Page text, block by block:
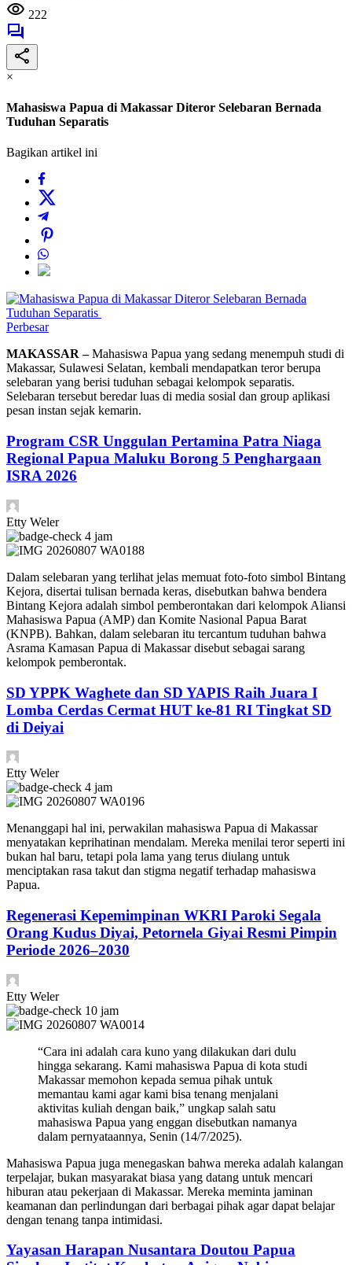
222
×
Mahasiswa Papua di Makassar Diteror Selebaran Bernada
Tuduhan Separatis
Bagikan artikel ini
Perbesar
MAKASSAR –Mahasiswa Papua yang sedang menempuh studi di
Makassar, Sulawesi Selatan, kembali mendapatkan teror berupa
selebaran yang berisi tuduhan sebagai kelompok separatis.
Selebaran tersebut beredar luas di media sosial dan group aplikasi
pesan instan sejak kemarin.
Program CSR Unggulan Pertamina Patra Niaga
Regional Papua Maluku Borong 5 Penghargaan
ISRA 2026
Etty Weler
4 jam
Dalam selebaran yang terlihat jelas memuat foto-foto simbol Bintang
Kejora, disertai tulisan bernada keras, disebutkan bahwa bendera
Bintang Kejora adalah simbol pemberontakan dari kelompok Aliansi
Mahasiswa Papua (AMP) dan Komite Nasional Papua Barat
(KNPB). Bahkan, dalam selebaran itu tercantum tuduhan bahwa
Asrama Kamasan Papua di Makassar disebut sebagai sarang
kelompok pemberontak.
SD YPPK Waghete dan SD YAPIS Raih Juara I
Lomba Cerdas Cermat HUT ke-81 RI Tingkat SD
di Deiyai
Etty Weler
4 jam
Menanggapi hal ini, perwakilan mahasiswa Papua di Makassar
menyatakan keprihatinan mendalam. Mereka menilai teror seperti ini
bukan hal baru, tetapi pola lama yang terus diulang untuk
menciptakan rasa takut dan stigma negatif terhadap mahasiswa
Papua.
Regenerasi Kepemimpinan WKRI Paroki Segala
Orang Kudus Diyai, Petornela Giyai Resmi Pimpin
Periode 2026–2030
Etty Weler
10 jam
“Cara ini adalah cara kuno yang dilakukan dari dulu
hingga sekarang. Kami mahasiswa Papua di kota studi
Makassar memohon kepada semua pihak untuk
memantau kami agar kami bisa tenang menjalani
aktivitas kuliah dengan baik,” ungkap salah satu
mahasiswa Papua yang enggan disebutkan namanya
dalam pernyataannya, Senin (14/7/2025).
Mahasiswa Papua juga menegaskan bahwa mereka adalah kalangan
terpelajar, bukan masyarakat biasa yang datang untuk mencari
hiburan atau pekerjaan di Makassar. Mereka meminta jaminan
keamanan dan perlindungan dari berbagai pihak agar dapat belajar
dengan tenang tanpa intimidasi.
Yayasan Harapan Nusantara Doutou Papua